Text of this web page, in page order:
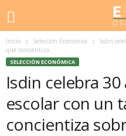
Inicio Selección Económica
Isdin
que concientiza...
SELECCIÓN ECONÓMICA
Isdin celebra
escolar con un
concientiza